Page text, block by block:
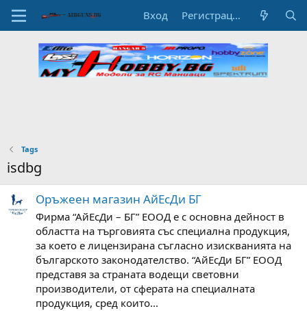
Вход Регистрация
Tags
isdbg
Оръжеен магазин АйЕсДи БГ
Фирма “АйЕсДи – БГ” ЕООД е с основна дейност в
областта на търговията със специална продукция,
за което е лицензирана съгласно изискванията на
българското законодателство. “АйЕсДи БГ” ЕООД
представя за страната водещи световни
производители, от сферата на специалната
продукция, сред които...